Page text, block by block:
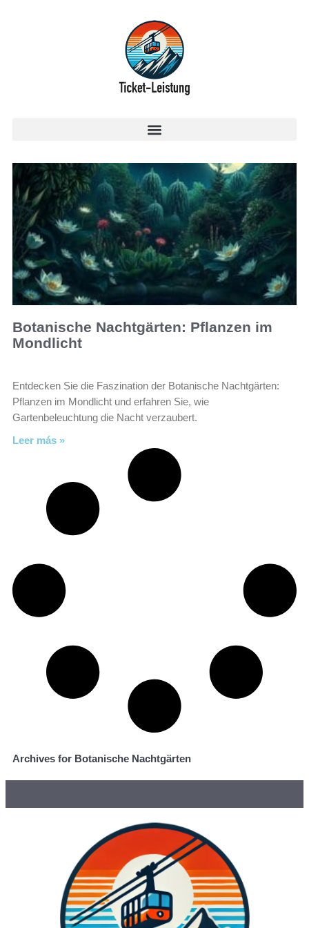
Botanische Nachtgärten: Pflanzen im
Mondlicht
Entdecken Sie die Faszination der Botanische Nachtgärten:
Pflanzen im Mondlicht und erfahren Sie, wie
Gartenbeleuchtung die Nacht verzaubert.
Leer más »
Archives for Botanische Nachtgärten